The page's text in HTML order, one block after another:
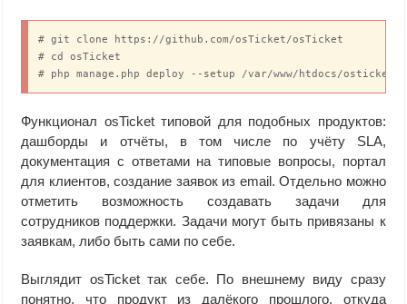
# git clone https://github.com/osTicket/osTicket
# cd osTicket
# php manage.php deploy --setup /var/www/htdocs/osticket/
Функционал osTicket типовой для подобных продуктов:
дашборды и отчёты, в том числе по учёту SLA,
документация с ответами на типовые вопросы, портал
для клиентов, создание заявок из email. Отдельно можно
отметить возможность создавать задачи для
сотрудников поддержки. Задачи могут быть привязаны к
заявкам, либо быть сами по себе.
Выглядит osTicket так себе. По внешнему виду сразу
понятно, что продукт из далёкого прошлого, откуда